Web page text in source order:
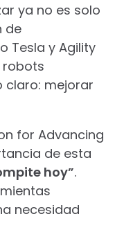
ya no es solo
de
Tesla y Agility
robots
claro: mejorar
for Advancing
de esta
hoy”.
necesidad